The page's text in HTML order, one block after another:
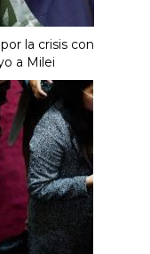
la crisis con
a Milei